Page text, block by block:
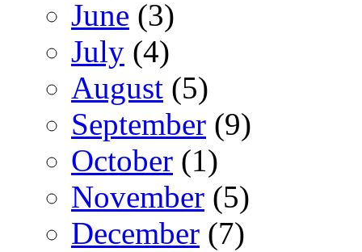
June (3)
July (4)
August (5)
September (9)
October (1)
November (5)
December (7)